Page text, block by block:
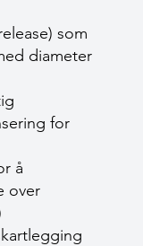
som
diameter
for
å
over